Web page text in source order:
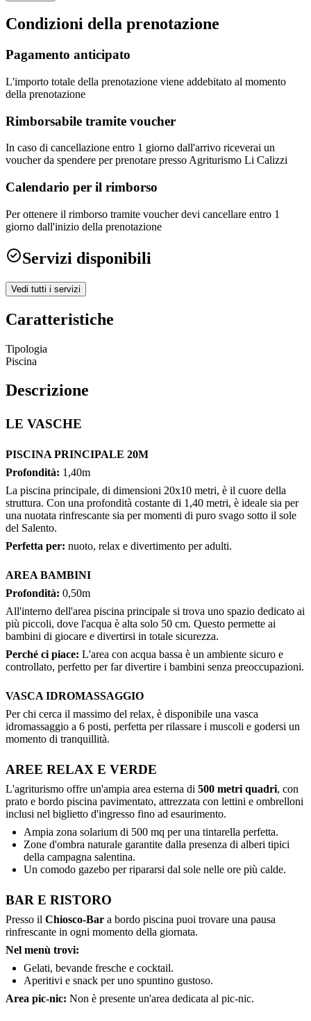
Condizioni della prenotazione
Pagamento anticipato
L'importo totale della prenotazione viene addebitato al momento
della prenotazione
Rimborsabile tramite voucher
In caso di cancellazione entro 1 giorno dall'arrivo riceverai un
voucher da spendere per prenotare presso Agriturismo Li Calizzi
Calendario per il rimborso
Per ottenere il rimborso tramite voucher devi cancellare entro 1
giorno dall'inizio della prenotazione
Servizi disponibili
Vedi tutti i servizi
Caratteristiche
Tipologia
Piscina
Descrizione
LE VASCHE
PISCINA PRINCIPALE 20M
Profondità: 1,40m
La piscina principale, di dimensioni 20x10 metri, è il cuore della
struttura. Con una profondità costante di 1,40 metri, è ideale sia per
una nuotata rinfrescante sia per momenti di puro svago sotto il sole
del Salento.
Perfetta per: nuoto, relax e divertimento per adulti.
AREA BAMBINI
Profondità: 0,50m
All'interno dell'area piscina principale si trova uno spazio dedicato ai
più piccoli, dove l'acqua è alta solo 50 cm. Questo permette ai
bambini di giocare e divertirsi in totale sicurezza.
Perché ci piace: L'area con acqua bassa è un ambiente sicuro e
controllato, perfetto per far divertire i bambini senza preoccupazioni.
VASCA IDROMASSAGGIO
Per chi cerca il massimo del relax, è disponibile una vasca
idromassaggio a 6 posti, perfetta per rilassare i muscoli e godersi un
momento di tranquillità.
AREE RELAX E VERDE
L'agriturismo offre un'ampia area esterna di 500 metri quadri, con
prato e bordo piscina pavimentato, attrezzata con lettini e ombrelloni
inclusi nel biglietto d'ingresso fino ad esaurimento.
Ampia zona solarium di 500 mq per una tintarella perfetta.
Zone d'ombra naturale garantite dalla presenza di alberi tipici
della campagna salentina.
Un comodo gazebo per ripararsi dal sole nelle ore più calde.
BAR E RISTORO
Presso il Chiosco-Bar a bordo piscina puoi trovare una pausa
rinfrescante in ogni momento della giornata.
Nel menù trovi:
Gelati, bevande fresche e cocktail.
Aperitivi e snack per uno spuntino gustoso.
Area pic-nic: Non è presente un'area dedicata al pic-nic.